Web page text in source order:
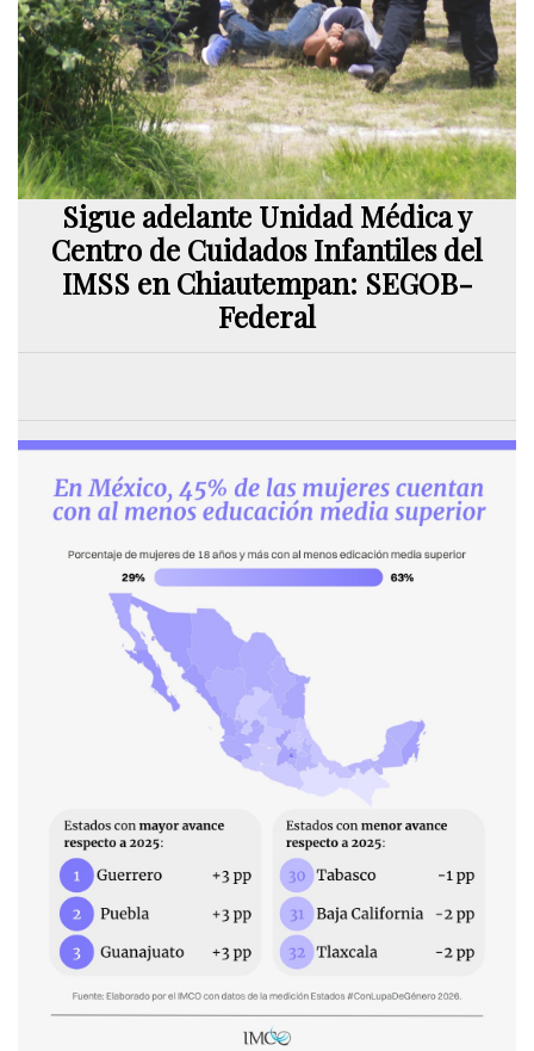
Sigue adelante Unidad Médica y
Centro de Cuidados Infantiles del
IMSS en Chiautempan: SEGOB-
Federal